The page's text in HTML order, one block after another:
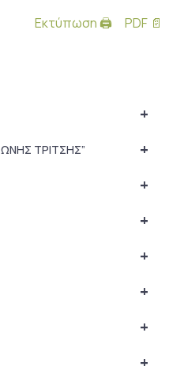
Εκτύπωση 🖨 PDF 📄
+
+
ΤΡΙΤΣΗΣ”
+
+
+
+
+
+